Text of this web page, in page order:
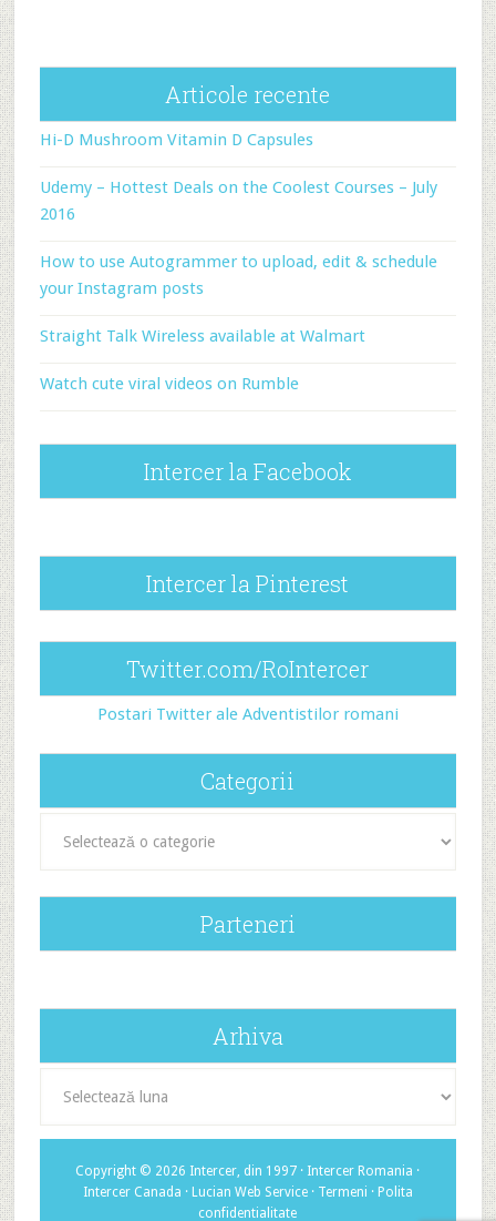
Articole recente
Hi-D Mushroom Vitamin D Capsules
Udemy – Hottest Deals on the Coolest Courses – July
2016
How to use Autogrammer to upload, edit & schedule
your Instagram posts
Straight Talk Wireless available at Walmart
Watch cute viral videos on Rumble
Intercer la Facebook
Intercer la Pinterest
Twitter.com/RoIntercer
Postari Twitter ale Adventistilor romani
Categorii
Parteneri
Arhiva
Copyright © 2026 Intercer, din 1997 · Intercer Romania ·
Intercer Canada · Lucian Web Service· Termeni · Polita
confidentialitate